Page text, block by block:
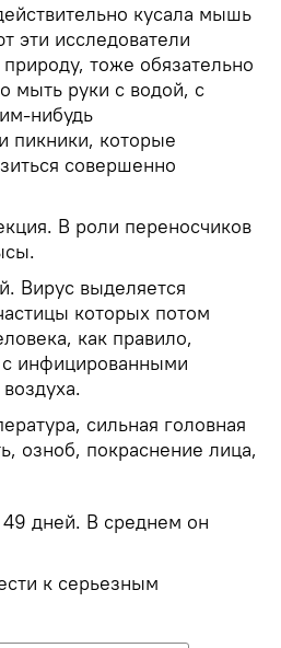
кусала мышь
эти исследователи
тоже обязательно
мыть руки с водой, с
нибудь
пикники, которые
совершенно
В роли переносчиков
Вирус выделяется
которых потом
как правило,
с инфицированными
сильная головная
озноб, покраснение лица,
дней. В среднем он
к серьезным